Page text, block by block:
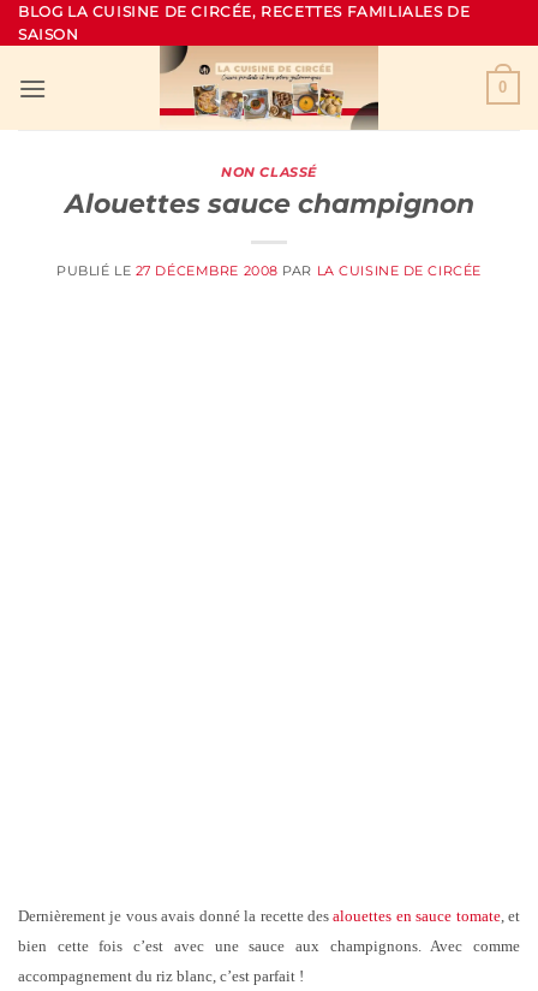
Passer
au
BLOG LA CUISINE DE CIRCÉE, RECETTES FAMILIALES DE
SAISON
0
NON CLASSÉ
Alouettes sauce champignon
PUBLIÉ LE 27 DÉCEMBRE 2008 PAR LA CUISINE DE CIRCÉE
Dernièrement je vous avais donné la recette desalouettes en sauce tomate, et
bien cette fois c’est avec une sauce aux champignons. Avec comme
accompagnement du riz blanc, c’est parfait !